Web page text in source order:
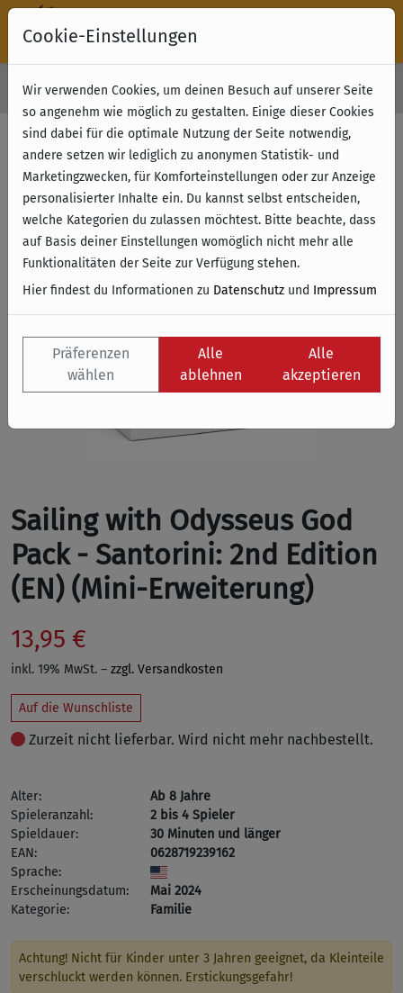
Kostenloser Versand & Retoure ab 49 € (innerhalb Deutschlands)
Sailing with Odysseus God
Pack - Santorini: 2nd Edition
(EN) (Mini-Erweiterung)
13,95 €
inkl. 19% MwSt. – zzgl. Versandkosten
Auf die Wunschliste
Zurzeit nicht lieferbar. Wird nicht mehr nachbestellt.
Alter:
Ab 8 Jahre
Spieleranzahl:
2 bis 4 Spieler
Spieldauer:
30 Minuten und länger
EAN:
0628719239162
Sprache:
Erscheinungsdatum:
Mai 2024
Kategorie:
Familie
Achtung! Nicht für Kinder unter 3 Jahren geeignet, da Kleinteile
verschluckt werden können. Erstickungsgefahr!
Cookie-Einstellungen
Wir verwenden Cookies, um deinen Besuch auf unserer Seite
so angenehm wie möglich zu gestalten. Einige dieser Cookies
sind dabei für die optimale Nutzung der Seite notwendig,
andere setzen wir lediglich zu anonymen Statistik- und
Marketingzwecken, für Komforteinstellungen oder zur Anzeige
personalisierter Inhalte ein. Du kannst selbst entscheiden,
welche Kategorien du zulassen möchtest. Bitte beachte, dass
auf Basis deiner Einstellungen womöglich nicht mehr alle
Funktionalitäten der Seite zur Verfügung stehen.
Hier findest du Informationen zu Datenschutz und Impressum
Präferenzen
wählen
Alle
ablehnen
Alle
akzeptieren